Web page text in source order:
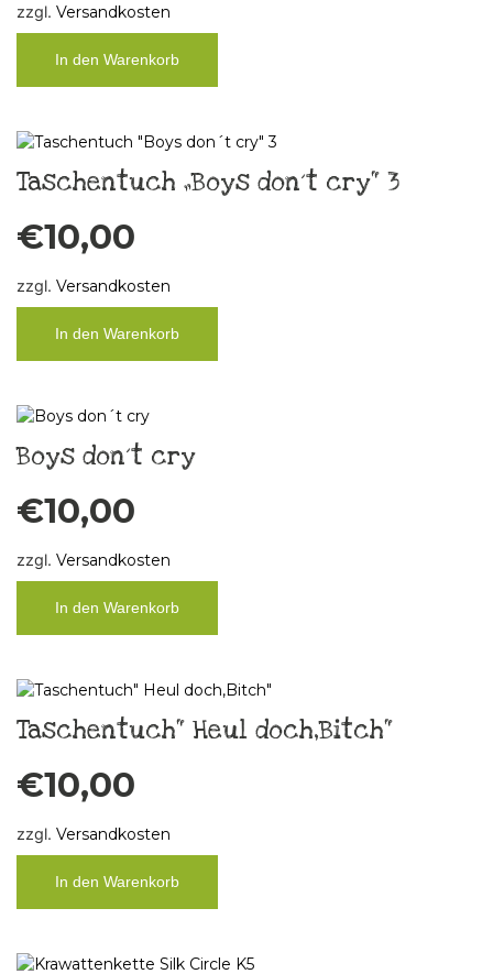
zzgl. Versandkosten
In den Warenkorb
Taschentuch „Boys don´t cry“ 3
€10,00
zzgl. Versandkosten
In den Warenkorb
Boys don´t cry
€10,00
zzgl. Versandkosten
In den Warenkorb
Taschentuch“ Heul doch,Bitch“
€10,00
zzgl. Versandkosten
In den Warenkorb